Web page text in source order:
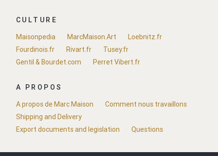
CULTURE
Maisonpedia
MarcMaison.Art
Loebnitz.fr
Fourdinois.fr
Rivart.fr
Tusey.fr
Gentil & Bourdet.com
Perret Vibert.fr
A PROPOS
A propos de Marc Maison
Comment nous travaillons
Shipping and Delivery
Export documents and legislation
Questions